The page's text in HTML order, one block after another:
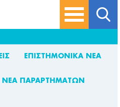
ΕΠΙΣΤΗΜΟΝΙΚΆ ΝΈΑ
ΝΈΑ ΠΑΡΑΡΤΗΜΆΤΩΝ